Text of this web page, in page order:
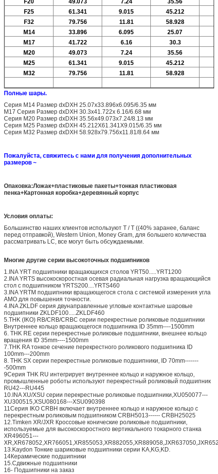
F20 49.073 7.24 35.56
F25
61.341 9.015 45.212
F32
79.756 11.81 58.928
М14
33.896 6.095 25.07
М17
41.722 6.16 30.3
M20
49.073 7.24 35.56
M25
61.341 9.015 45.212
M32
79.756 11.81 58.928
Полные шары.
Серия M14 Размер dxDXH 25.07x33.896x6.095/6.35 мм
M17 Серия Размер dxDXH 30.3x41.722x 6.16/6.68 мм
Серия M20 Размер dxDXH 35.56x49.073x7.24/8.13 мм
Серия M25 Размер dxDXH 45.212X61.341X9.015/6.35 мм
Серия M32 Размер dxDXH 58.928x79.756x11.81/8.64 мм
Пожалуйста, свяжитесь с нами для получения дополнительных
размеров ~
Опаковка:Ложак+пластиковые пакеты+тонкая пластиковая
пенка+Картонная коробка+деревянный корпус
Условия оплаты:
Большинство наших клиентов используют T / T ((40% заранее, баланс
перед отправкой), Western Union, Money Gram, для большего количества
рассматривать LC, все могут быть обсуждаемыми.
Многие другие серии высокоточных подшипников
1.INA YRT подшипники вращающихся столов YRT50.....YRT1200
2.INA YRTS высокоскоростная осевая радиальная нагрузка вращающийся
стол с подшипником YRTS200....YRTS460
3.INA YRTM подшипники вращающегося стола с системой измерения угла
AMO для повышения точности.
4.INA ZKLDF серия двунаправленные угловые контактные шаровые
подшипники ZKLDF100.....ZKLDF460
5.THK (IKO) RB/CRB/CRBC серии перекрестные роликовые подшипники
Внутреннее кольцо вращающегося подшипника ID 35mm----1500mm
6. THK RE серии перекрестные роликовые подшипники, внешнее кольцо
вращения ID 35mm----1500mm
7.THK RA тонкое сечение перекрестного роликового подшипника ID
100mm---200mm
8. THK SX серии перекрестные роликовые подшипники, ID 70mm-------
-500mm
9Серия THK RU интегрирует внутреннее кольцо и наружное кольцо,
промышленные роботы используют перекрестный роликовый подшипник
RU42---RU445
10.INA XU/XSU серии перекрестные роликовые подшипники,XU050077---
XU300515,XSU080168---XSU090398
11Серия IKO CRBH включает внутреннее кольцо и наружное кольцо с
перекрестным роликовым подшипником CRBH5013------ CRBH25025
12.Timken XR/JXR Кроссовые конические роликовые подшипники,
используемые для высокоскоростного вертикального токарного станка
XR496051---
13.Kaydon Тонкие шариковые подшипники серии KA,KG,KD.
14Керамические подшипники
15.Сдвижные подшипники
16- Подшипники на заказ